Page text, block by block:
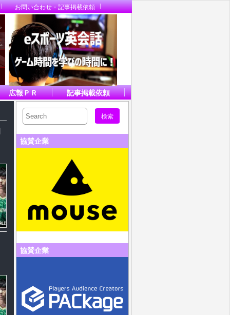
お問い合わせ・記事掲載依頼
広報ＰＲ 記事掲載依頼
協賛企業
協賛企業